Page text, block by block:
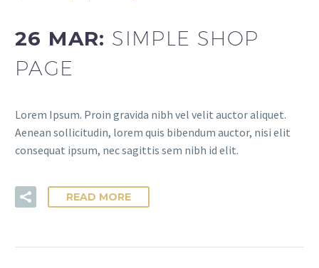
26 MAR: SIMPLE SHOP
PAGE
Lorem Ipsum. Proin gravida nibh vel velit auctor aliquet.
Aenean sollicitudin, lorem quis bibendum auctor, nisi elit
consequat ipsum, nec sagittis sem nibh id elit.
READ MORE